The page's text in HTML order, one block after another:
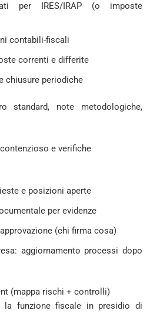
per IRES/IRAP (o imposte
contabili-fiscali
correnti e differite
chiusure periodiche
standard, note metodologiche,
e verifiche
e posizioni aperte
per evidenze
(chi firma cosa)
aggiornamento processi dopo
(mappa rischi + controlli)
funzione fiscale in presidio di